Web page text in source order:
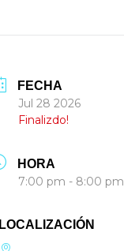
FECHA
Jul 28 2026
Finalizdo!
HORA
7:00 pm - 8:00 pm
LOCALIZACIÓN